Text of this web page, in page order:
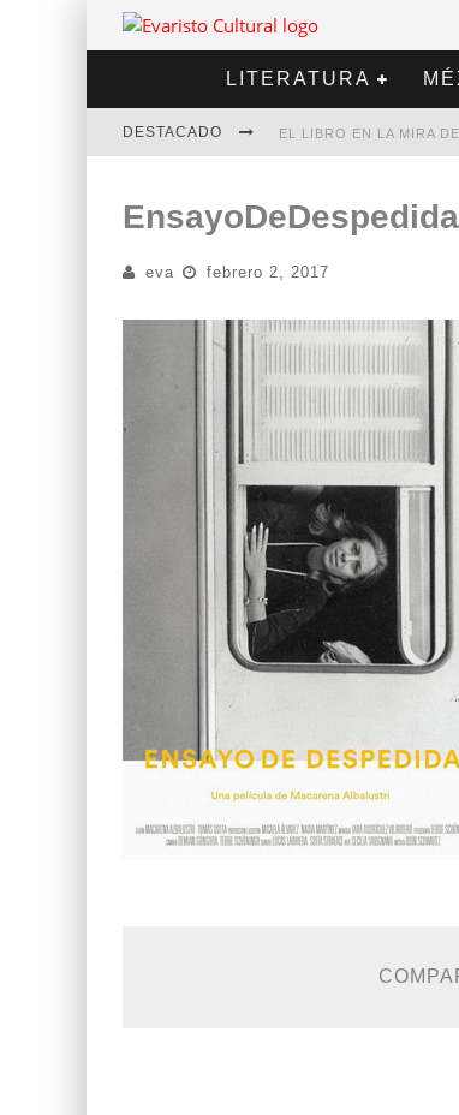
LITERATURA
DESTACADO EL LIBRO EN LA MIRA
DIEGO MERET | HOTEL
ALEJANDRA CORREA |
eva febrero 2, 2017